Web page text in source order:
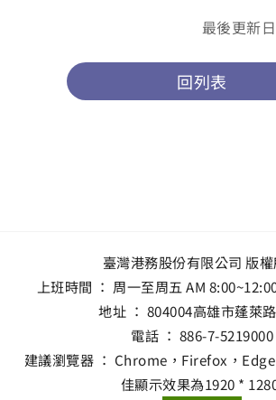
最後更新
回列表
臺灣港務股份有限公司 版
上班時間 ： 周一至周五 AM
地址 ： 804004高雄市蓬萊
電話 ： 886-7-5219000
建議瀏覽器 ： Chrome，Firefox，
佳顯示效果為1920 *